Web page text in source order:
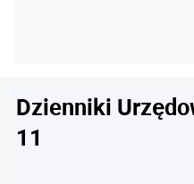
Dzienniki
11